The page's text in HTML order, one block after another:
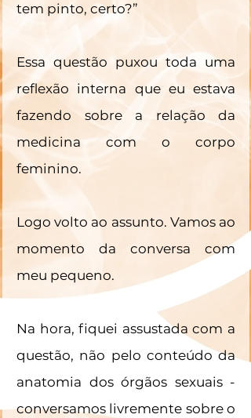
tem pinto, certo?”
Essa questão puxou toda uma
reflexão interna que eu estava
fazendo sobre a relação da
medicina com o corpo
feminino.
Logo volto ao assunto. Vamos ao
momento da conversa com
meu pequeno.
Na hora, fiquei assustada com a
questão, não pelo conteúdo da
anatomia dos órgãos sexuais -
conversamos livremente sobre o